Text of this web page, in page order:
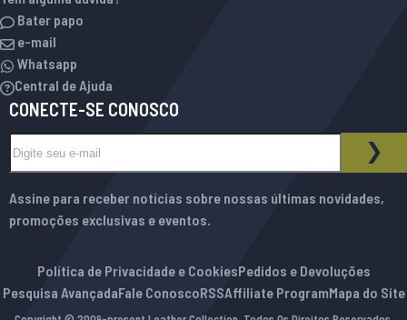
Bater papo
e-mail
Whatsapp
Central de Ajuda
CONECTE-SE CONOSCO
BOLETIM INFORMATIVO
Assine para receber notícias sobre nossas últimas novidades,
promoções exclusivas e eventos.
Política de Privacidade e CookiesPedidos e Devoluções
Pesquisa AvançadaFale ConoscoRSSAffiliate ProgramMapa do Site